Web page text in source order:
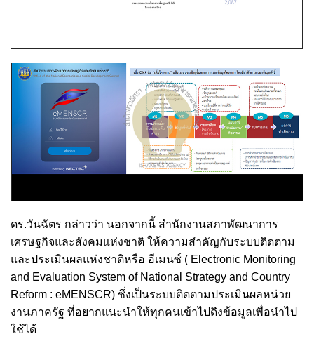
ดร.วันฉัตร กล่าวว่า นอกจากนี้ สำนักงานสภาพัฒนาการ
เศรษฐกิจและสังคมแห่งชาติ ให้ความสำคัญกับระบบติดตาม
และประเมินผลแห่งชาติหรือ อีเมนซ์ ( Electronic Monitoring
and Evaluation System of National Strategy and Country
Reform : eMENSCR) ซึ่งเป็นระบบติดตามประเมินผลหน่วย
งานภาครัฐ ที่อยากแนะนำให้ทุกคนเข้าไปดึงข้อมูลเพื่อนำไป
ใช้ได้